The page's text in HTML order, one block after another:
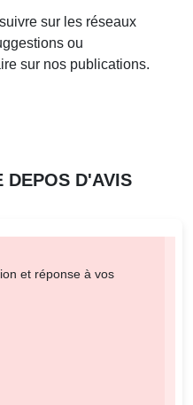
sur les réseaux
ou
sur nos publications.
DEPOS D'AVIS
et réponse à vos